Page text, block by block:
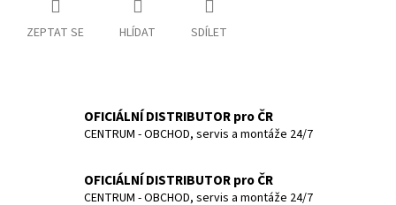
ZEPTAT SE HLÍDAT SDÍLET
OFICIÁLNÍ DISTRIBUTOR pro ČR
CENTRUM - OBCHOD, servis a montáže 24/7
OFICIÁLNÍ DISTRIBUTOR pro ČR
CENTRUM - OBCHOD, servis a montáže 24/7